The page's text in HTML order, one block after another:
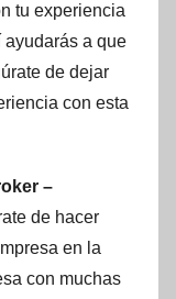
tu experiencia
ayudarás a que
de dejar
con esta
–
de hacer
en la
con muchas